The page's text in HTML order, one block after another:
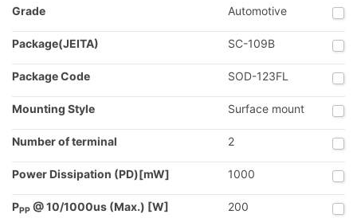
Grade Automotive
Package(JEITA) SC-109B
Package Code SOD-123FL
Mounting Style Surface mount
Number of terminal 2
Power Dissipation (PD)[mW] 1000
PPP @ 10/1000us (Max.) [W] 200